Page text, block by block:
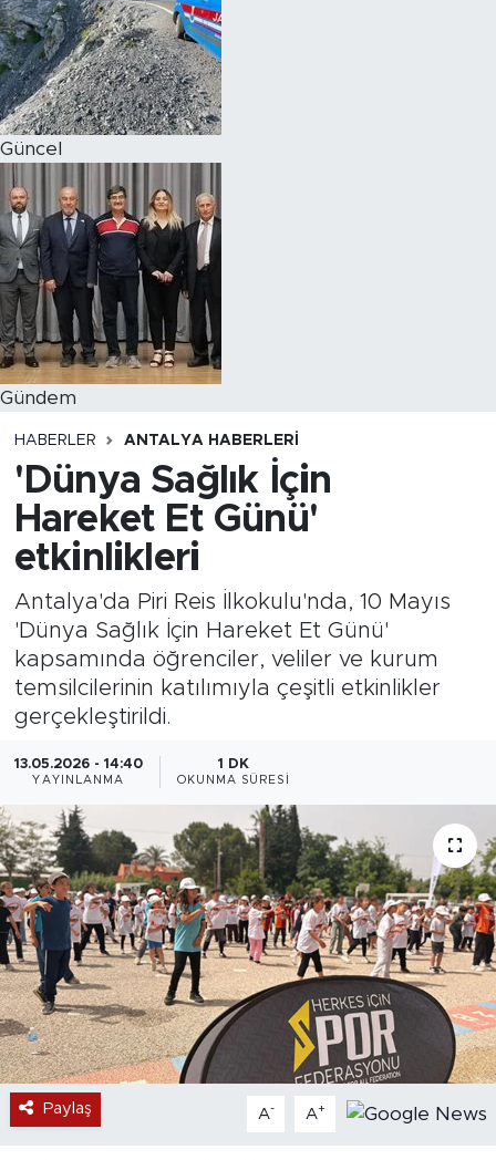
Güncel
Gündem
HABERLER ANTALYA HABERLERI
'Dünya Sağlık İçin
Hareket Et Günü'
etkinlikleri
Antalya'da Piri Reis İlkokulu'nda, 10 Mayıs
'Dünya Sağlık İçin Hareket Et Günü'
kapsamında öğrenciler, veliler ve kurum
temsilcilerinin katılımıyla çeşitli etkinlikler
gerçekleştirildi.
13.05.2026 - 14:40
YAYINLANMA
1 DK
OKUNMA SÜRESI
Paylaş A- A+
Magazin
Özel Haber
Politika
Resmi İlanlar
Sağlık
Spor
Turizm